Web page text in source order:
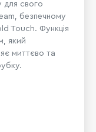
для свого
безпечному
Touch. Функція
який
миттєво та